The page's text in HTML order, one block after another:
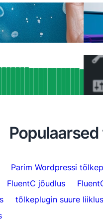
Kuidas FluentC’i
Parim Wordpressi
FluentC jõudlus
tõlkeplugin suure